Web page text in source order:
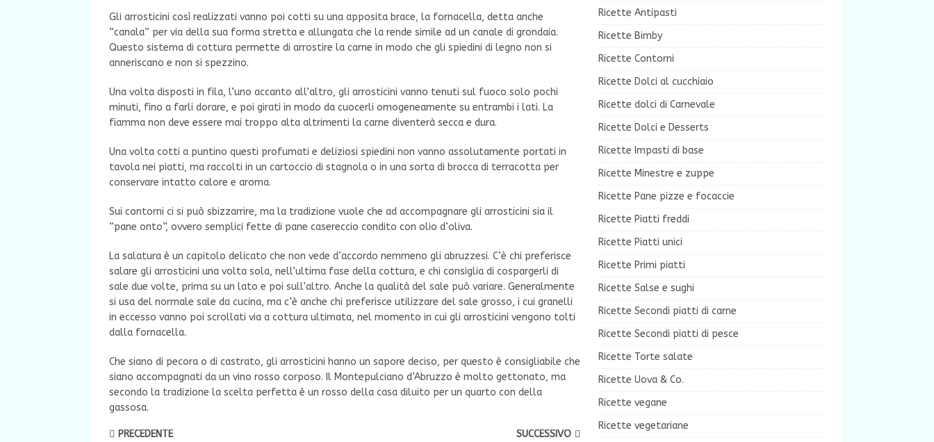
Gli arrosticini così realizzati vanno poi cotti su una apposita brace, la fornacella, detta anche
“canala” per via della sua forma stretta e allungata che la rende simile ad un canale di grondaia.
Questo sistema di cottura permette di arrostire la carne in modo che gli spiedini di legno non si
anneriscano e non si spezzino.
Una volta disposti in fila, l’uno accanto all’altro, gli arrosticini vanno tenuti sul fuoco solo pochi
minuti, fino a farli dorare, e poi girati in modo da cuocerli omogeneamente su entrambi i lati. La
fiamma non deve essere mai troppo alta altrimenti la carne diventerà secca e dura.
Una volta cotti a puntino questi profumati e deliziosi spiedini non vanno assolutamente portati in
tavola nei piatti, ma raccolti in un cartoccio di stagnola o in una sorta di brocca di terracotta per
conservare intatto calore e aroma.
Sui contorni ci si può sbizzarrire, ma la tradizione vuole che ad accompagnare gli arrosticini sia il
“pane onto”, ovvero semplici fette di pane casereccio condito con olio d’oliva.
La salatura è un capitolo delicato che non vede d’accordo nemmeno gli abruzzesi. C’è chi preferisce
salare gli arrosticini una volta sola, nell’ultima fase della cottura, e chi consiglia di cospargerli di
sale due volte, prima su un lato e poi sull’altro. Anche la qualità del sale può variare. Generalmente
si usa del normale sale da cucina, ma c’è anche chi preferisce utilizzare del sale grosso, i cui granelli
in eccesso vanno poi scrollati via a cottura ultimata, nel momento in cui gli arrosticini vengono tolti
dalla fornacella.
Che siano di pecora o di castrato, gli arrosticini hanno un sapore deciso, per questo è consigliabile che
siano accompagnati da un vino rosso corposo. Il Montepulciano d’Abruzzo è molto gettonato, ma
secondo la tradizione la scelta perfetta è un rosso della casa diluito per un quarto con della
gassosa.
PRECEDENTE SUCCESSIVO
Ricette Antipasti
Ricette Bimby
Ricette Contorni
Ricette Dolci al cucchiaio
Ricette dolci di Carnevale
Ricette Dolci e Desserts
Ricette Impasti di base
Ricette Minestre e zuppe
Ricette Pane pizze e focaccie
Ricette Piatti freddi
Ricette Piatti unici
Ricette Primi piatti
Ricette Salse e sughi
Ricette Secondi piatti di carne
Ricette Secondi piatti di pesce
Ricette Torte salate
Ricette Uova & Co.
Ricette vegane
Ricette vegetariane